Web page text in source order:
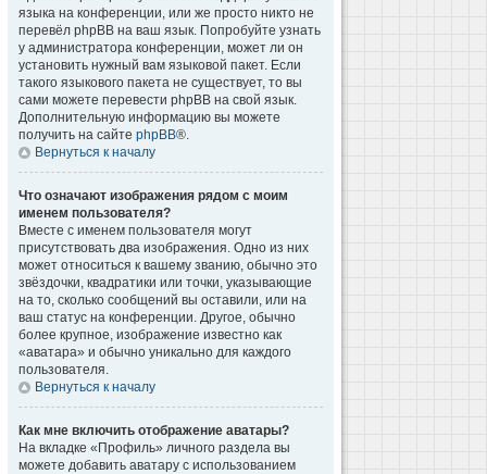
языка на конференции, или же просто никто не
перевёл phpBB на ваш язык. Попробуйте узнать
у администратора конференции, может ли он
установить нужный вам языковой пакет. Если
такого языкового пакета не существует, то вы
сами можете перевести phpBB на свой язык.
Дополнительную информацию вы можете
получить на сайте phpBB®.
Вернуться к началу
Что означают изображения рядом с моим
именем пользователя?
Вместе с именем пользователя могут
присутствовать два изображения. Одно из них
может относиться к вашему званию, обычно это
звёздочки, квадратики или точки, указывающие
на то, сколько сообщений вы оставили, или на
ваш статус на конференции. Другое, обычно
более крупное, изображение известно как
«аватара» и обычно уникально для каждого
пользователя.
Вернуться к началу
Как мне включить отображение аватары?
На вкладке «Профиль» личного раздела вы
можете добавить аватару с использованием